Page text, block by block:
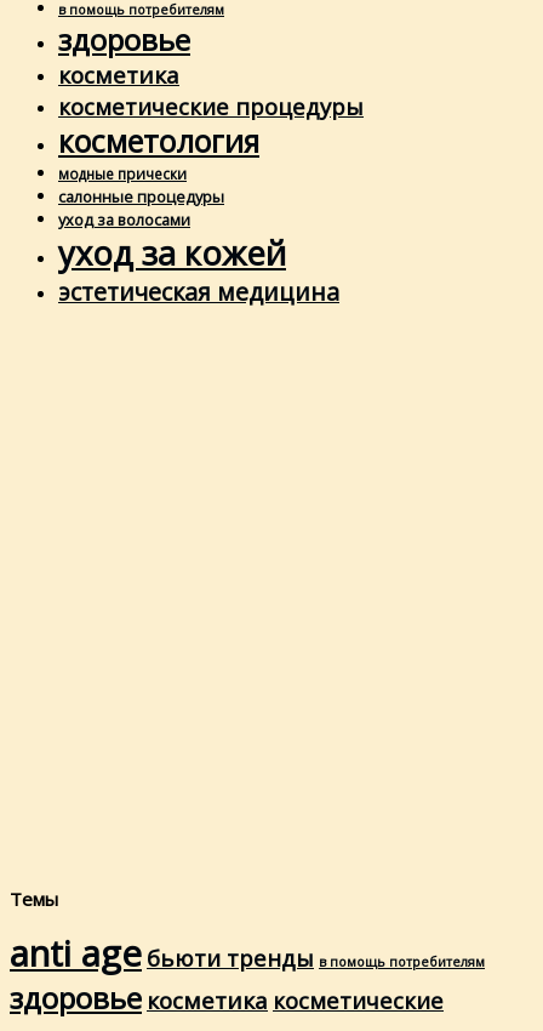
в помощь потребителям
здоровье
косметика
косметические процедуры
косметология
модные прически
салонные процедуры
уход за волосами
уход за кожей
эстетическая медицина
Темы
anti age бьюти тренды в помощь потребителям
здоровье косметика косметические